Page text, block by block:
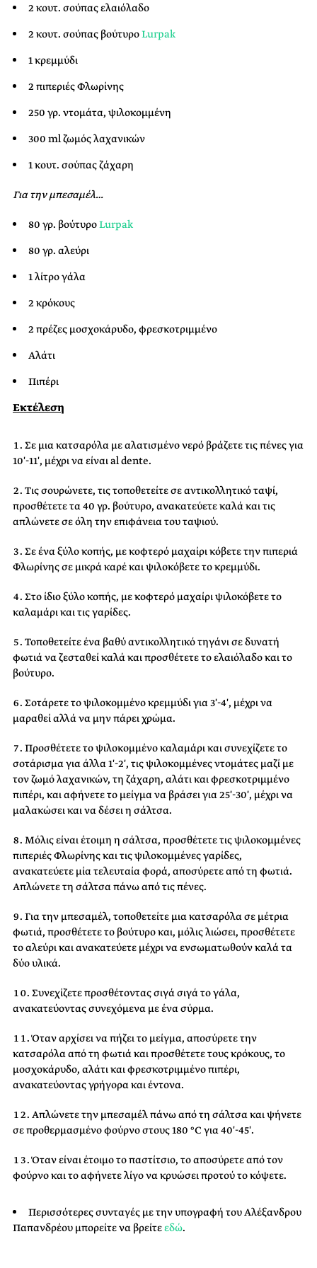
2 κουτ. σούπας ελαιόλαδο
2 κουτ. σούπας βούτυροLurpak
1 κρεμμύδι
2 πιπεριές Φλωρίνης
250 γρ. ντομάτα, ψιλοκομμένη
300 ml ζωμός λαχανικών
1 κουτ. σούπας ζάχαρη
Για την μπεσαμέλ…
80 γρ. βούτυροLurpak
80 γρ. αλεύρι
1 λίτρο γάλα
2 κρόκους
2 πρέζες μοσχοκάρυδο, φρεσκοτριμμένο
Αλάτι
Πιπέρι
Εκτέλεση
Σε μια κατσαρόλα με αλατισμένο νερό βράζετε τις πένες για
10′-11′, μέχρι να είναι al dente.
Τις σουρώνετε, τις τοποθετείτε σε αντικολλητικό ταψί,
προσθέτετε τα 40 γρ. βούτυρο, ανακατεύετε καλά και τις
απλώνετε σε όλη την επιφάνεια του ταψιού.
Σε ένα ξύλο κοπής, με κοφτερό μαχαίρι κόβετε την πιπεριά
Φλωρίνης σε μικρά καρέ και ψιλοκόβετε το κρεμμύδι.
Στο ίδιο ξύλο κοπής, με κοφτερό μαχαίρι ψιλοκόβετε το
καλαμάρι και τις γαρίδες.
Τοποθετείτε ένα βαθύ αντικολλητικό τηγάνι σε δυνατή
φωτιά να ζεσταθεί καλά και προσθέτετε το ελαιόλαδο και το
βούτυρο.
Σοτάρετε το ψιλοκομμένο κρεμμύδι για 3′-4′, μέχρι να
μαραθεί αλλά να μην πάρει χρώμα.
Προσθέτετε το ψιλοκομμένο καλαμάρι και συνεχίζετε το
σοτάρισμα για άλλα 1′-2′, τις ψιλοκομμένες ντομάτες μαζί με
τον ζωμό λαχανικών, τη ζάχαρη, αλάτι και φρεσκοτριμμένο
πιπέρι, και αφήνετε το μείγμα να βράσει για 25′-30′, μέχρι να
μαλακώσει και να δέσει η σάλτσα.
Μόλις είναι έτοιμη η σάλτσα, προσθέτετε τις ψιλοκομμένες
πιπεριές Φλωρίνης και τις ψιλοκομμένες γαρίδες,
ανακατεύετε μία τελευταία φορά, αποσύρετε από τη φωτιά.
Απλώνετε τη σάλτσα πάνω από τις πένες.
Για την μπεσαμέλ, τοποθετείτε μια κατσαρόλα σε μέτρια
φωτιά, προσθέτετε το βούτυρο και, μόλις λιώσει, προσθέτετε
το αλεύρι και ανακατεύετε μέχρι να ενσωματωθούν καλά τα
δύο υλικά.
Συνεχίζετε προσθέτοντας σιγά σιγά το γάλα,
ανακατεύοντας συνεχόμενα με ένα σύρμα.
Όταν αρχίσει να πήζει το μείγμα, αποσύρετε την
κατσαρόλα από τη φωτιά και προσθέτετε τους κρόκους, το
μοσχοκάρυδο, αλάτι και φρεσκοτριμμένο πιπέρι,
ανακατεύοντας γρήγορα και έντονα.
Απλώνετε την μπεσαμέλ πάνω από τη σάλτσα και ψήνετε
σε προθερμασμένο φούρνο στους 180 °C για 40′-45′.
Όταν είναι έτοιμο το παστίτσιο, το αποσύρετε από τον
φούρνο και το αφήνετε λίγο να κρυώσει προτού το κόψετε.
Περισσότερες συνταγές με την υπογραφή του Αλέξανδρου
Παπανδρέου μπορείτε να βρείτεεδώ.